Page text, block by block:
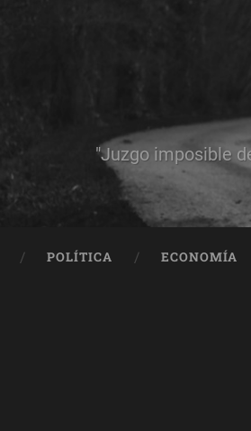
"Juzgo imposible
POLÍTICA ECONOMÍA